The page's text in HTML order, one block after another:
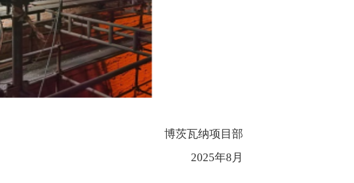
博茨瓦纳项目部
2025年8月